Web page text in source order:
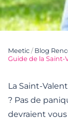
Meetic / Blog
Guide de la
La Saint-
? Pas de
devraient